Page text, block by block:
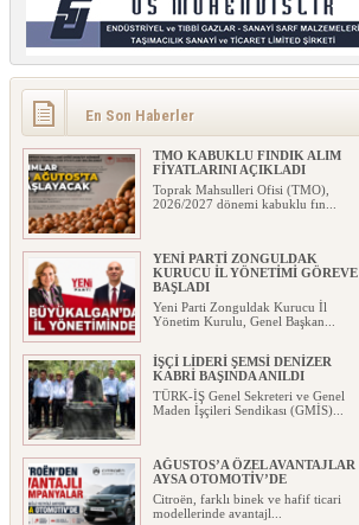
En Son Haberler
TMO KABUKLU FINDIK ALIM
FİYATLARINI AÇIKLADI
Toprak Mahsulleri Ofisi (TMO),
2026/2027 dönemi kabuklu fın...
YENİ PARTİ ZONGULDAK
KURUCU İL YÖNETİMİ GÖREVE
BAŞLADI
Yeni Parti Zonguldak Kurucu İl
Yönetim Kurulu, Genel Başkan...
İŞÇİ LİDERİ ŞEMSİ DENİZER
KABRİ BAŞINDA ANILDI
TÜRK-İŞ Genel Sekreteri ve Genel
Maden İşçileri Sendikası (GMİS)...
AĞUSTOS’A ÖZEL AVANTAJLAR
AYSA OTOMOTİV’DE
Citroën, farklı binek ve hafif ticari
modellerinde avantajl...